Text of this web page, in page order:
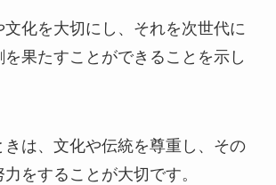
文化を大切にし、それを次世代に
果たすことができることを示し
きは、文化や伝統を尊重し、その
をすることが大切です。